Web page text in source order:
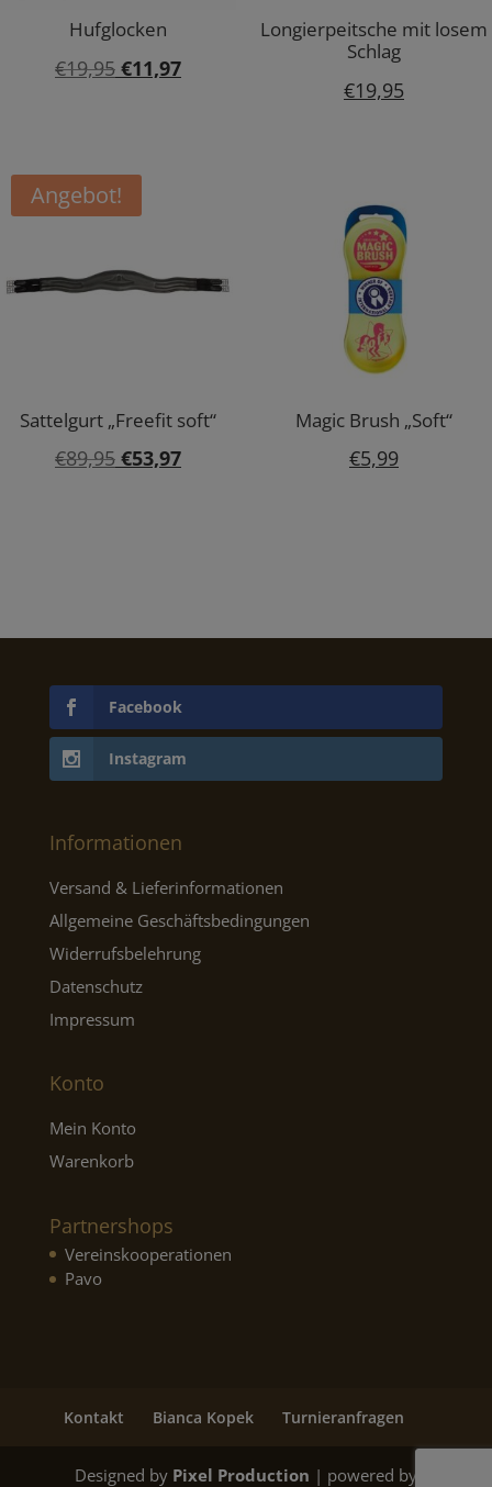
Hufglocken
€19,95 Ursprünglicher
€19,95
€11,97Aktueller
Longierpeitsche mit losem
Schlag
€19,95
Angebot!
Sattelgurt „Freefit soft“
€89,95 Ursprünglicher
€53,97Aktueller
Magic Brush „Soft“
€5,99
Facebook
Instagram
Informationen
Versand & Lieferinformationen
Allgemeine Geschäftsbedingungen
Widerrufsbelehrung
Datenschutz
Impressum
Konto
Mein Konto
Warenkorb
Partnershops
Vereinskooperationen
Pavo
Kontakt Bianca Kopek Turnieranfragen
Designed by Pixel Production | powered by